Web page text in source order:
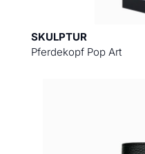
SKULPTUR
Pferdekopf Pop Art